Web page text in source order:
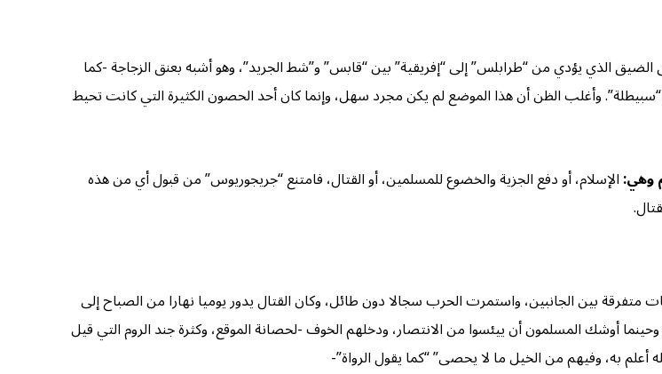
الذي يؤدي من “طرابلس” إلى “إفريقية” بين “قابس” و”شط الجريد”، وهو أشبه بعنق الزجاجة -كما
وأغلب الظن أن هذا الموضع لم يكن مجرد سهل، وإنما كان أحد الحصون الكثيرة التي كانت تحيط
وهي:الإسلام، أو دفع الجزية والخضوع للمسلمين، أو القتال، فامتنع “جريجوريوس” من قبول أي من هذه
بين الجانبين، واستمرت الحرب سجالا دون طائل، وكان القتال يدور يوميا نهارا من الصباح إلى
أوشك المسلمون أن ييئسوا من الانتصار، ودخلهم الخوف -لحصانة الموقع، وكثرة جند الروم التي قيل